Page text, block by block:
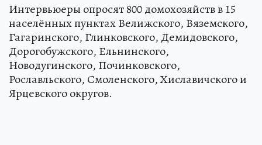
Интервьюеры опросят 800 домохозяйств в 15
населённых пунктах Велижского, Вяземского,
Гагаринского, Глинковского, Демидовского,
Дорогобужского, Ельнинского,
Новодугинского, Починковского,
Рославльского, Смоленского, Хиславичского и
Ярцевского округов.